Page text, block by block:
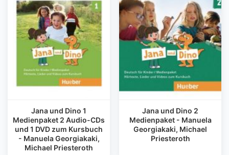
Jana und Dino 1
Medienpaket 2 Audio-CDs
und 1 DVD zum Kursbuch
- Manuela Georgiakaki,
Michael Priesteroth
Jana und Dino 2
Medienpaket - Manuela
Georgiakaki, Michael
Priesteroth